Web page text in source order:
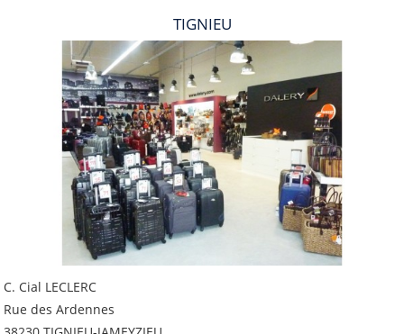
TIGNIEU
C. Cial LECLERC
Rue des Ardennes